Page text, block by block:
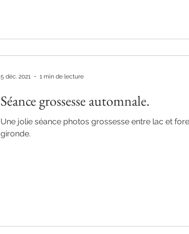
Séance grossesse automnale.
Une jolie séance photos grossesse entre lac et
gironde.
5 déc. 2021 1 min de lecture